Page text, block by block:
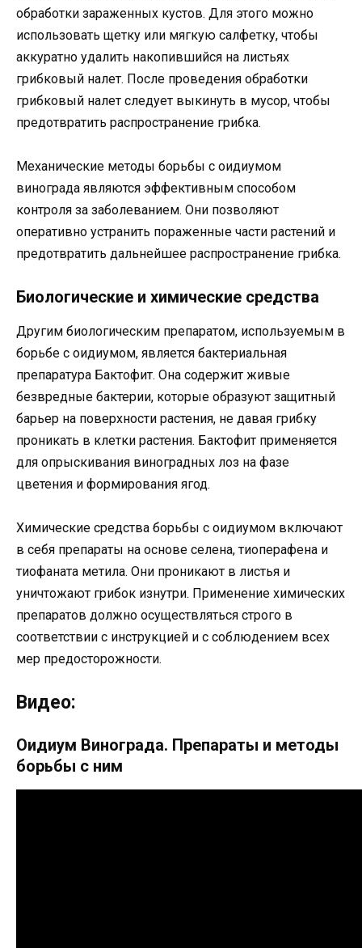
обработки зараженных кустов. Для этого можно
использовать щетку или мягкую салфетку, чтобы
аккуратно удалить накопившийся на листьях
грибковый налет. После проведения обработки
грибковый налет следует выкинуть в мусор, чтобы
предотвратить распространение грибка.
Механические методы борьбы с оидиумом
винограда являются эффективным способом
контроля за заболеванием. Они позволяют
оперативно устранить пораженные части растений и
предотвратить дальнейшее распространение грибка.
Биологические и химические средства
Другим биологическим препаратом, используемым в
борьбе с оидиумом, является бактериальная
препаратура Бактофит. Она содержит живые
безвредные бактерии, которые образуют защитный
барьер на поверхности растения, не давая грибку
проникать в клетки растения. Бактофит применяется
для опрыскивания виноградных лоз на фазе
цветения и формирования ягод.
Химические средства борьбы с оидиумом включают
в себя препараты на основе селена, тиоперафена и
тиофаната метила. Они проникают в листья и
уничтожают грибок изнутри. Применение химических
препаратов должно осуществляться строго в
соответствии с инструкцией и с соблюдением всех
мер предосторожности.
Видео:
Оидиум Винограда. Препараты и методы
борьбы с ним